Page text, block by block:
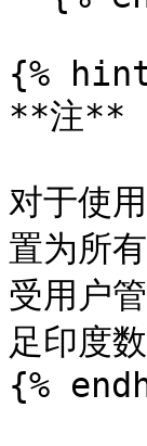
{%
**注**
对于使
置为所
受用户
足印度
{%